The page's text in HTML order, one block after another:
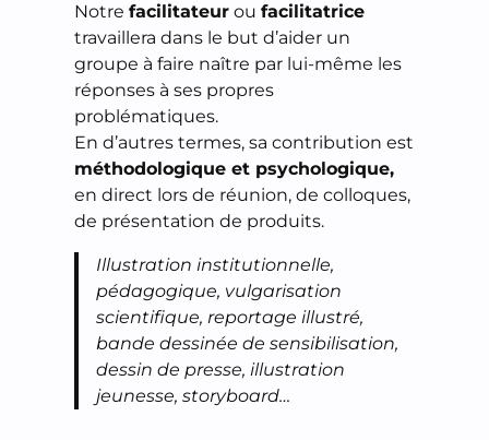
Notre facilitateur ou facilitatrice
travaillera dans le but d’aider un
groupe à faire naître par lui-même les
réponses à ses propres
problématiques.
En d’autres termes, sa contribution est
méthodologique et psychologique,
en direct lors de réunion, de colloques,
de présentation de produits.
Illustration institutionnelle,
pédagogique, vulgarisation
scientifique, reportage illustré,
bande dessinée de sensibilisation,
dessin de presse, illustration
jeunesse, storyboard…